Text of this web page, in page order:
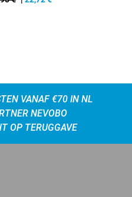
VANAF €70 IN NL
NEVOBO
OP TERUGGAVE